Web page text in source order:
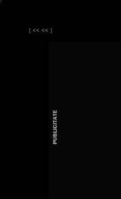
[<< << ]